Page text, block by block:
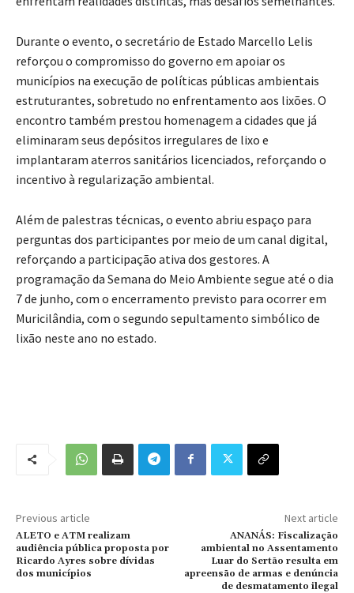
Durante o evento, o secretário de Estado Marcello Lelis
reforçou o compromisso do governo em apoiar os
municípios na execução de políticas públicas ambientais
estruturantes, sobretudo no enfrentamento aos lixões. O
encontro também prestou homenagem a cidades que já
eliminaram seus depósitos irregulares de lixo e
implantaram aterros sanitários licenciados, reforçando o
incentivo à regularização ambiental.
Além de palestras técnicas, o evento abriu espaço para
perguntas dos participantes por meio de um canal digital,
reforçando a participação ativa dos gestores. A
programação da Semana do Meio Ambiente segue até o dia
7 de junho, com o encerramento previsto para ocorrer em
Muricilândia, com o segundo sepultamento simbólico de
lixão neste ano no estado.
Previous article
ALETO e ATM realizam
audiência pública proposta por
Ricardo Ayres sobre dívidas
dos municípios
Next article
ANANÁS: Fiscalização
ambiental no Assentamento
Luar do Sertão resulta em
apreensão de armas e denúncia
de desmatamento ilegal